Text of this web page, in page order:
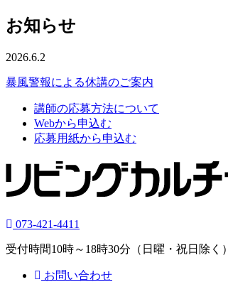
お知らせ
2026.6.2
暴風警報による休講のご案内
講師の応募方法について
Webから申込む
応募用紙から申込む
073-421-4411
受付時間10時～18時30分（日曜・祝日除く）
お問い合わせ